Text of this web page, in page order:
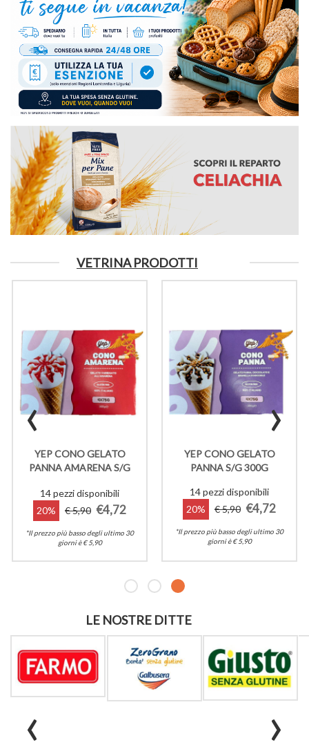
VETRINA PRODOTTI
YEP CONO GELATO
PANNA AMARENA S/G
14 pezzi disponibili
20%
€ 5,90 €4,72
*Il prezzo più basso degli ultimo 30
giorni è € 5,90
YEP CONO GELATO
PANNA S/G 300G
14 pezzi disponibili
20%
€ 5,90 €4,72
*Il prezzo più basso degli ultimo 30
giorni è € 5,90
‹ ›
LE NOSTRE DITTE
‹ ›